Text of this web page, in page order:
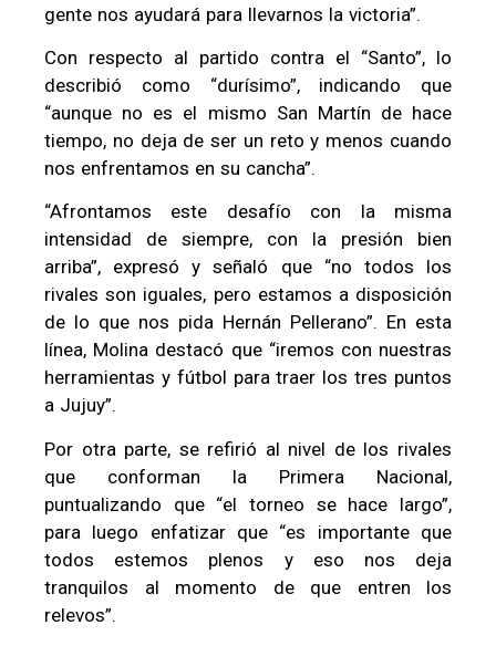
gente nos ayudará para llevarnos la victoria”.
Con respecto al partido contra el “Santo”, lo
describió como “durísimo”, indicando que
“aunque no es el mismo San Martín de hace
tiempo, no deja de ser un reto y menos cuando
nos enfrentamos en su cancha”.
“Afrontamos este desafío con la misma
intensidad de siempre, con la presión bien
arriba”, expresó y señaló que “no todos los
rivales son iguales, pero estamos a disposición
de lo que nos pida Hernán Pellerano”. En esta
línea, Molina destacó que “iremos con nuestras
herramientas y fútbol para traer los tres puntos
a Jujuy”.
Por otra parte, se refirió al nivel de los rivales
que conforman la Primera Nacional,
puntualizando que “el torneo se hace largo”,
para luego enfatizar que “es importante que
todos estemos plenos y eso nos deja
tranquilos al momento de que entren los
relevos”.